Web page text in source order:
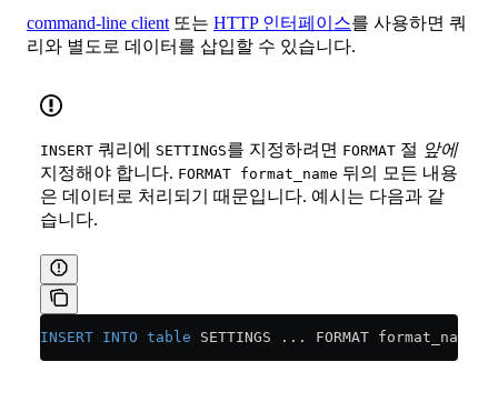
command-line client또는 HTTP 인터페이스를 사용하면 쿼
리와 별도로 데이터를 삽입할 수 있습니다.
INSERT 쿼리에 SETTINGS를 지정하려면 FORMAT 절 앞에
지정해야 합니다. FORMAT format_name 뒤의 모든 내용
은 데이터로 처리되기 때문입니다. 예시는 다음과 같
습니다.
INSERT INTO table SETTINGS ... FORMAT format_name